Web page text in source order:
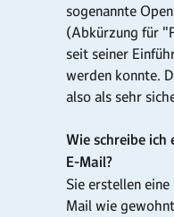
sogenannte
(Abkürzung für
seit seiner
werden konnte.
also als sehr
Wie schreibe ich
E-Mail?
Sie erstellen
Mail wie